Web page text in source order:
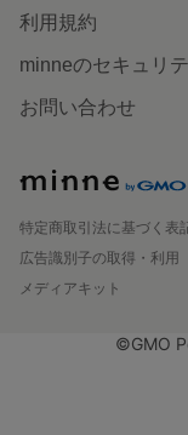
利用規約
minneのセキュリ
お問い合わせ
特定商取引法に基づく表
広告識別子の取得・利用
メディアキット
©GMO